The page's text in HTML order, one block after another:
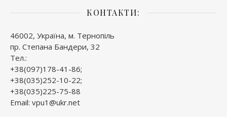
КОНТАКТИ:
46002, Україна, м. Тернопіль
пр. Степана Бандери, 32
Тел.:
+38(097)178-41-86;
+38(035)252-10-22;
+38(035)225-75-88
Email: vpu1@ukr.net